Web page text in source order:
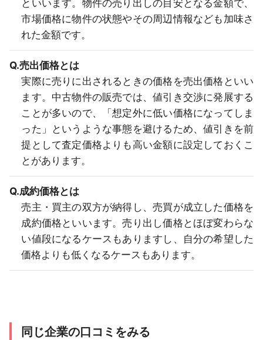
といいます。物件の売り出しの目安となる金額で、
市場価格に物件の状態やその周辺情報なども加味さ
れた金額です。
Q.売出価格とは
実際に売りに出されるときの価格を売出価格といい
ます。中古物件の販売では、値引き交渉に発展する
ことが多いので、「想定外に低い価格になってしま
った」というような事態を避けるため、値引きを前
提として査定価格よりも高い金額に設定しておくこ
とがあります。
Q.成約価格とは
売主・買主の双方が納得し、売買が成立した価格を
成約価格といいます。売り出し価格とほぼ変わらな
い値段になるケースもありますし、自分の希望した
価格よりも低くなるケースもあります。
同じ企業の口コミをみる